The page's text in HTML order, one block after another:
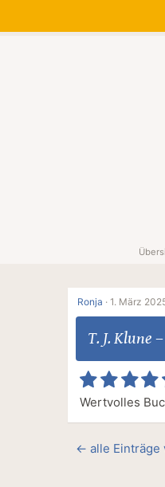
Ronja · 1. März
T. J. Klune–
Wertvolles
← alle Einträge